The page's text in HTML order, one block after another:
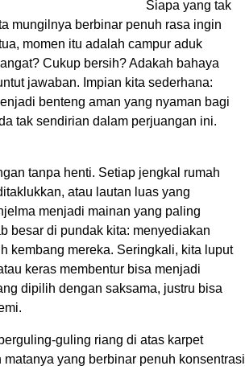
Siapa yang tak
mungilnya berbinar penuh rasa ingin
momen itu adalah campur aduk
Cukup bersih? Adakah bahaya
jawaban. Impian kita sederhana:
benteng aman yang nyaman bagi
tak sendirian dalam perjuangan ini.
tanpa henti. Setiap jengkal rumah
atau lautan luas yang
menjadi mainan yang paling
besar di pundak kita: menyediakan
kembang mereka. Seringkali, kita luput
keras membentur bisa menjadi
dipilih dengan saksama, justru bisa
guling riang di atas karpet
yang berbinar penuh konsentrasi